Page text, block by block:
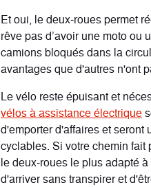
Et oui, le deux-roues permet
rêve pas d’avoir une moto ou
camions bloqués dans la
avantages que d'autres n'ont
Le vélo reste épuisant et
vélos à assistance électrique
d'emporter d'affaires et seront
cyclables. Si votre chemin fait
le deux-roues le plus adapté
d'arriver sans transpirer et